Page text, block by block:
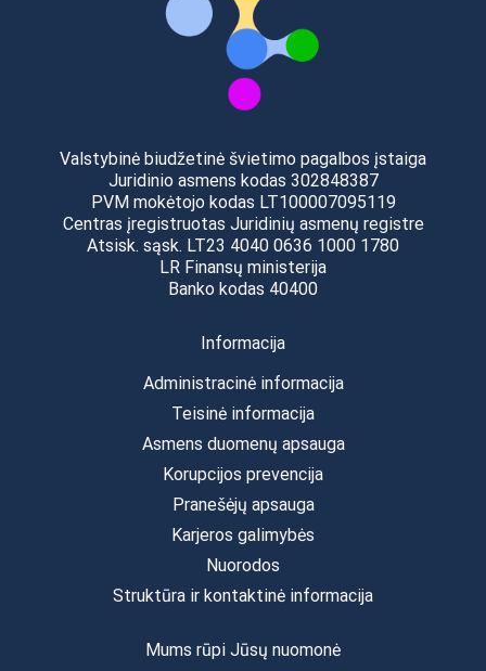
Valstybinė biudžetinė švietimo pagalbos įstaiga
Juridinio asmens kodas 302848387
PVM mokėtojo kodas LT100007095119
Centras įregistruotas Juridinių asmenų registre
Atsisk. sąsk. LT23 4040 0636 1000 1780
LR Finansų ministerija
Banko kodas 40400
Informacija
Administracinė informacija
Teisinė informacija
Asmens duomenų apsauga
Korupcijos prevencija
Pranešėjų apsauga
Karjeros galimybės
Nuorodos
Struktūra ir kontaktinė informacija
Mums rūpi Jūsų nuomonė